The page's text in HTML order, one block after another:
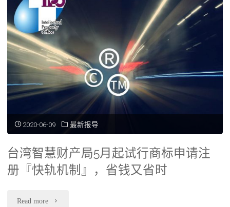
利
规
费
涨
2020-06-09 最新报导
台湾智慧财产局5月起试行商标申请注
册『快轨机制』，省钱又省时
Read more "台